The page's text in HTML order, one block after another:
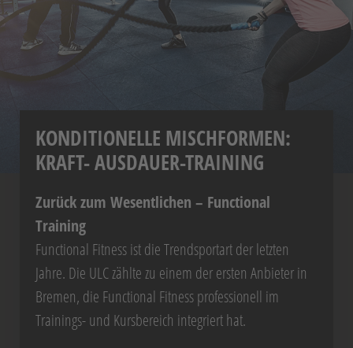
KONDITIONELLE MISCHFORMEN:
KRAFT- AUSDAUER-TRAINING
Zurück zum Wesentlichen – Functional
Training
Functional Fitness ist die Trendsportart der letzten
Jahre. Die ULC zählte zu einem der ersten Anbieter in
Bremen, die Functional Fitness professionell im
Trainings- und Kursbereich integriert hat.